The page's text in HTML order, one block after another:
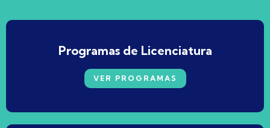
Programas de Licenciatura
VER PROGRAMAS